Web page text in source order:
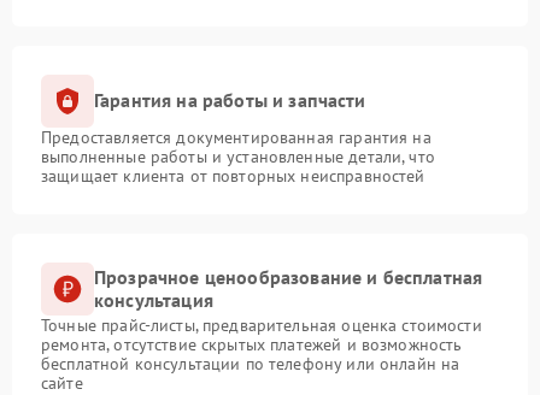
Гарантия на работы и запчасти
Предоставляется документированная гарантия на
выполненные работы и установленные детали, что
защищает клиента от повторных неисправностей
Прозрачное ценообразование и бесплатная
консультация
Точные прайс-листы, предварительная оценка стоимости
ремонта, отсутствие скрытых платежей и возможность
бесплатной консультации по телефону или онлайн на
сайте